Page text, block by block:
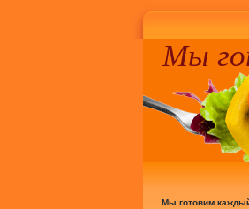
Мы
Мы готовим каждый